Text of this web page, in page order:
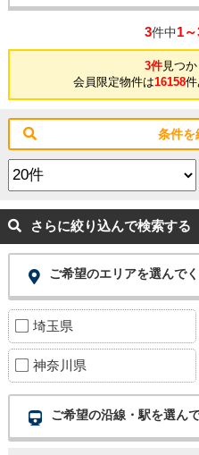
3件中1
3件見つか
会員限定物件は16158件
条件を
さらに絞り込んで検索する
ご希望のエリアを選んで
埼玉県
神奈川県
ご希望の沿線・駅を選ん